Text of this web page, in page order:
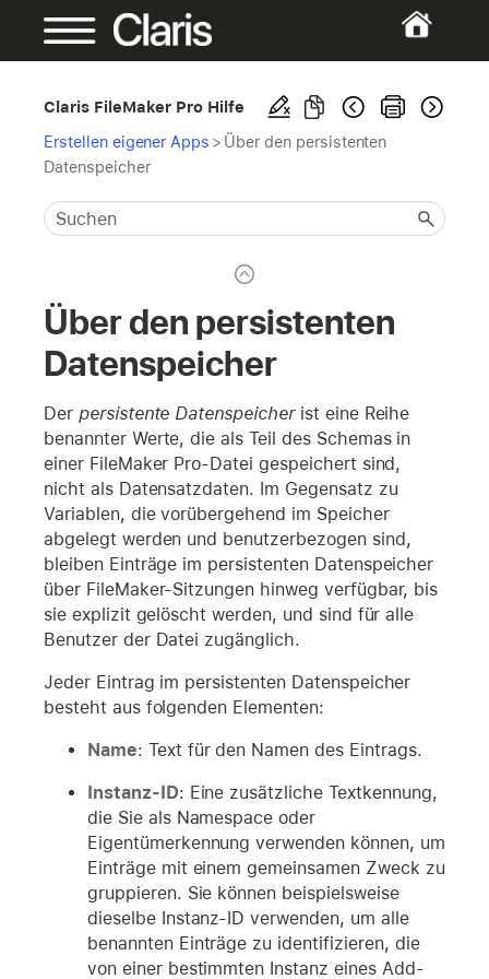
Claris FileMaker Pro Hilfe
Erstellen eigener Apps > Über den persistenten
Datenspeicher
Über den persistenten
Datenspeicher
Der persistente Datenspeicherist eine Reihe
benannter Werte, die als Teil des Schemas in
einer FileMaker Pro-Datei gespeichert sind,
nicht als Datensatzdaten. Im Gegensatz zu
Variablen, die vorübergehend im Speicher
abgelegt werden und benutzerbezogen sind,
bleiben Einträge im persistenten Datenspeicher
über FileMaker-Sitzungen hinweg verfügbar, bis
sie explizit gelöscht werden, und sind für alle
Benutzer der Datei zugänglich.
Jeder Eintrag im persistenten Datenspeicher
besteht aus folgenden Elementen:
Name: Text für den Namen des Eintrags.
Instanz-ID: Eine zusätzliche Textkennung,
die Sie als Namespace oder
Eigentümerkennung verwenden können, um
Einträge mit einem gemeinsamen Zweck zu
gruppieren. Sie können beispielsweise
dieselbe Instanz-ID verwenden, um alle
benannten Einträge zu identifizieren, die
von einer bestimmten Instanz eines Add-